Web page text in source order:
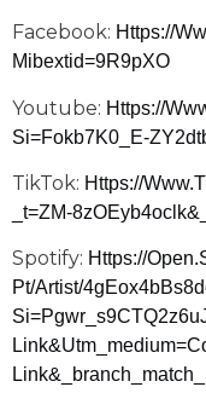
Facebook: Https://
Mibextid=9R9pXO
Youtube: Https://
Si=Fokb7K0_E-
TikTok: Https://
_t=ZM-
Spotify: Https://
Pt/artist/